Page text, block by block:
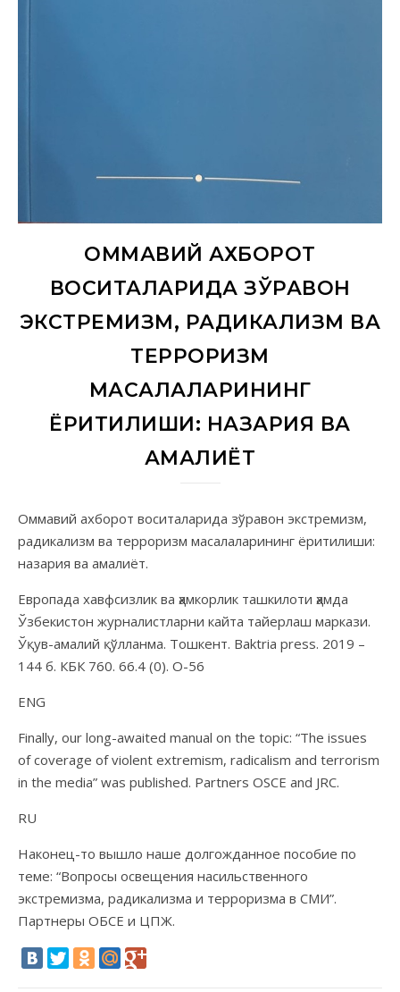
ОММАВИЙ АХБОРОТ
ВОСИТАЛАРИДА ЗЎРАВОН
ЭКСТРЕМИЗМ, РАДИКАЛИЗМ ВА
ТЕРРОРИЗМ
МАСАЛАЛАРИНИНГ
ЁРИТИЛИШИ: НАЗАРИЯ ВА
АМАЛИЁТ
Оммавий ахборот воситаларида зўравон экстремизм,
радикализм ва терроризм масалаларининг ёритилиши:
назария ва амалиёт.
Европада хавфсизлик ва ҳамкорлик ташкилоти ҳамда
Ўзбекистон журналистларни кайта тайерлаш маркази.
Ўқув-амалий қўлланма. Тошкент. Baktria press. 2019 –
144 б. КБК 760. 66.4 (0). O-56
ENG
Finally, our long-awaited manual on the topic: “The issues
of coverage of violent extremism, radicalism and terrorism
in the media” was published. Partners OSCE and JRC.
RU
Наконец-то вышло наше долгожданное пособие по
теме: “Вопросы освещения насильственного
экстремизма, радикализма и терроризма в СМИ”.
Партнеры ОБСЕ и ЦПЖ.